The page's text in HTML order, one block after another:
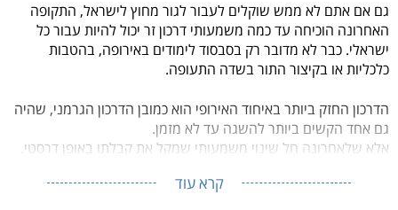
גם אם אתם לא ממש שוקלים לעבור לגור מחוץ לישראל, התקופה
האחרונה הוכיחה עד כמה משמעותי דרכון זר יכול להיות עבור כל
ישראלי. כבר לא מדובר רק בסבסוד לימודים באירופה, בהטבות
כלכליות או בקיצור התור בשדה התעופה.
הדרכון החזק ביותר באיחוד האירופי הוא כמובן הדרכון הגרמני, שהיה
גם אחד הקשים ביותר להשגה עד לא מזמן.
אלא שלאחרונה חל שינוי משמעותי שמקל את קבלתו באופן דרסטי.
קרא עוד